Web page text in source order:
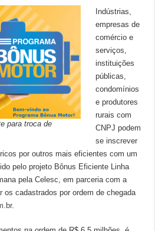
para troca de
Indústrias,
empresas de
comércio e
serviços,
instituições
públicas,
condomínios
e produtores
rurais com
CNPJ podem
se inscrever
por outros mais eficientes com um
pelo projeto Bônus Eficiente Linha
pela Celesc, em parceria com a
os cadastrados por ordem de chegada
.